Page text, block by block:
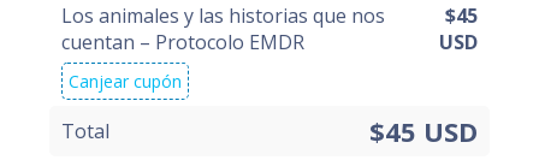
Los animales y las historias que nos
cuentan – Protocolo EMDR
$45
USD
Canjear cupón
Total $45 USD